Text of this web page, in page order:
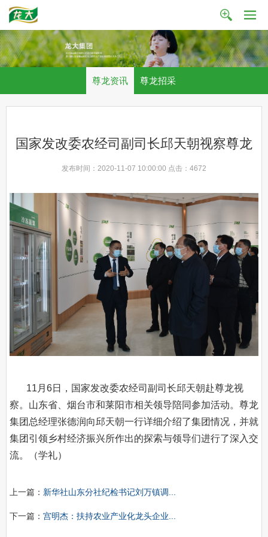
尊龙资讯 尊龙招采
国家发改委农经司副司长邱天朝视察尊龙
发布时间：2020-11-07 10:00:00 点击： 4672
11月6日，国家发改委农经司副司长邱天朝赴尊龙视
察。山东省、烟台市和莱阳市相关领导陪同参加活动。尊龙
集团总经理张德润向邱天朝一行详细介绍了集团情况，并就
集团引领乡村经济振兴所作出的探索与领导们进行了深入交
流。（学礼）
上一篇： 新华社山东分社纪检书记刘万镇调...
下一篇： 宫明杰：扶持农业产业化龙头企业...